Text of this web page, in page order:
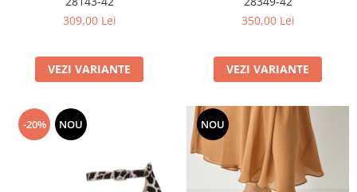
309,00 Lei
VEZI VARIANTE
350,00 Lei
VEZI VARIANTE
-20% NOU NOU